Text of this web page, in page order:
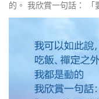
的。 我欣賞一句話： 「